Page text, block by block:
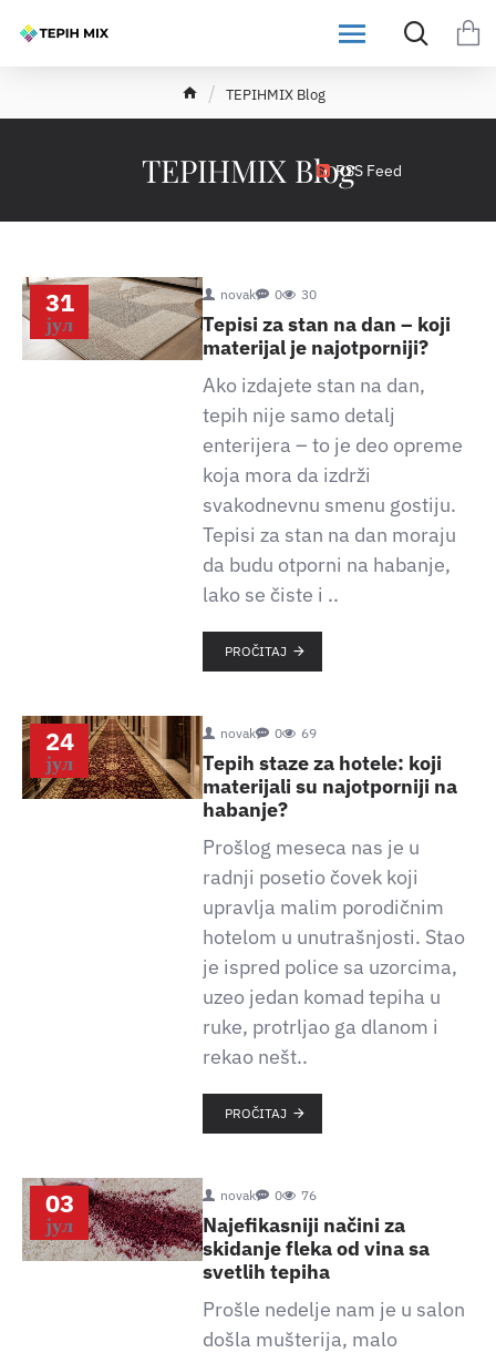
TEPIHMIX BlogRSS Feed
o
e
TEPIHMIX Blog
31
јул
novak 0 30
Tepisi za stan na dan – koji
materijal je najotporniji?
Ako izdajete stan na dan,
tepih nije samo detalj
enterijera – to je deo opreme
koja mora da izdrži
svakodnevnu smenu gostiju.
Tepisi za stan na dan moraju
da budu otporni na habanje,
lako se čiste i ..
PROČITAJ
24
јул
novak 0 69
Tepih staze za hotele: koji
materijali su najotporniji na
habanje?
Prošlog meseca nas je u
radnji posetio čovek koji
upravlja malim porodičnim
hotelom u unutrašnjosti. Stao
je ispred police sa uzorcima,
uzeo jedan komad tepiha u
ruke, protrljao ga dlanom i
rekao nešt..
PROČITAJ
03
јул
novak 0 76
Najefikasniji načini za
skidanje fleka od vina sa
svetlih tepiha
Prošle nedelje nam je u salon
došla mušterija, malo